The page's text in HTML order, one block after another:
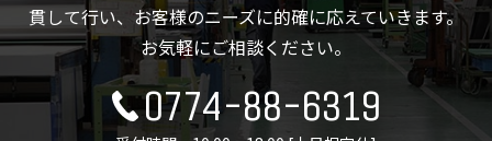
貫して行い、お客様のニーズに的確に応えていきます。
お気軽にご相談ください。
0774-88-6319